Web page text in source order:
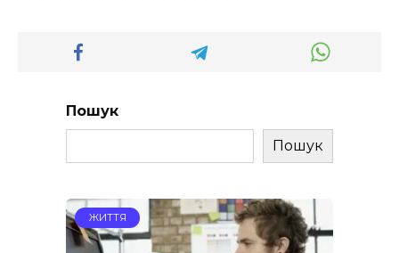
Пошук
Пошук
ЖИТТЯ